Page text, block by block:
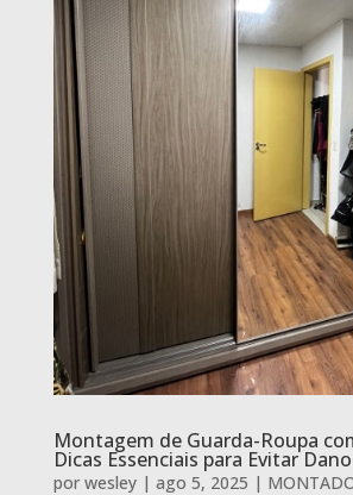
Montagem de Guarda-Roupa
Dicas Essenciais para Evitar
por wesley| ago 5, 2025 |